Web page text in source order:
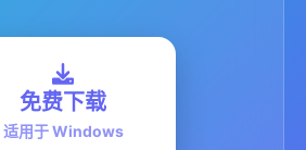
免费下载
适用于 Windows